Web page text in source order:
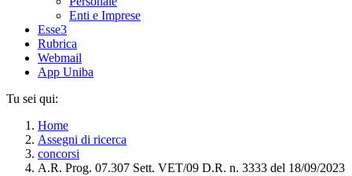
Enti e Imprese
Esse3
Rubrica
Webmail
App Uniba
Tu sei qui:
Home
Assegni di ricerca
concorsi
A.R. Prog. 07.307 Sett. VET/09 D.R. n. 3333 del 18/09/2023